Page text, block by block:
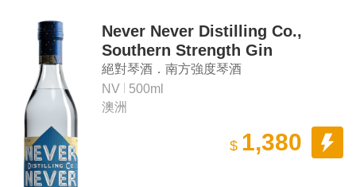
Never Never Distilling Co.,
Southern Strength Gin
絕對琴酒．南方強度琴酒
NV
500ml
澳洲
$ 1,380